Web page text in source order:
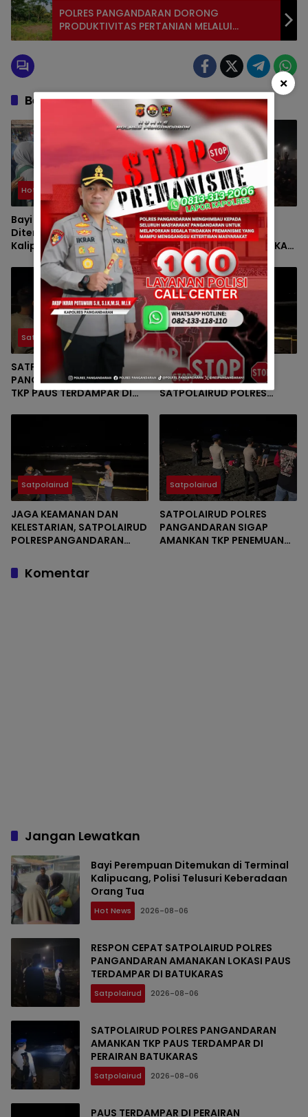
POLRES PANGANDARAN DORONG
PRODUKTIVITAS PERTANIAN MELALUI
PENGECEKAN LAHAN JAGUNG
Berita Berkaitan
Hot News
Bayi Perempuan
Ditemukan di Terminal
Kalipucang, Polisi Telusuri
Keberadaan Orang Tua
Satpolairud
RESPON CEPAT
SATPOLAIRUD POLRES
PANGANDARAN AMANAKAN
LOKASI PAUS TERDAMPAR DI
BATUKARAS
Satpolairud
SATPOLAIRUD POLRES
PANGANDARAN AMANKAN
TKP PAUS TERDAMPAR DI
Satpolairud
PAUS TERDAMPAR DI
PERAIRAN BATUKARAS,
SATPOLAIRUD POLRES
CEPAT AMANKAN LOKASI
Satpolairud
JAGA KEAMANAN DAN
KELESTARIAN, SATPOLAIRUD
POLRESPANGANDARAN
TERDAMPAR
Satpolairud
SATPOLAIRUD POLRES
PANGANDARAN SIGAP
AMANKAN TKP PENEMUAN
Komentar
Jangan Lewatkan
Bayi Perempuan Ditemukan di Terminal
Kalipucang, Polisi Telusuri Keberadaan
Orang Tua
Hot News 2026-08-06
RESPON CEPAT SATPOLAIRUD POLRES
PANGANDARAN AMANAKAN LOKASI PAUS
TERDAMPAR DI BATUKARAS
Satpolairud 2026-08-06
SATPOLAIRUD POLRES PANGANDARAN
AMANKAN TKP PAUS TERDAMPAR DI
PERAIRAN BATUKARAS
Satpolairud 2026-08-06
PAUS TERDAMPAR DI PERAIRAN
×